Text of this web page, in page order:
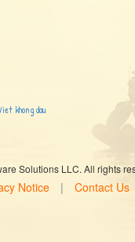
khong dau
Solutions LLC. All rights
Notice | Contact Us